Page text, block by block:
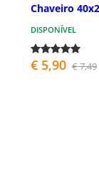
Chaveiro
DISPONÍVEL
€ 5,90 € 7,49